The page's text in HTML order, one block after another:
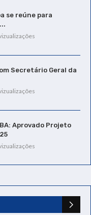
se reúne para
Secretário Geral da
Aprovado Projeto